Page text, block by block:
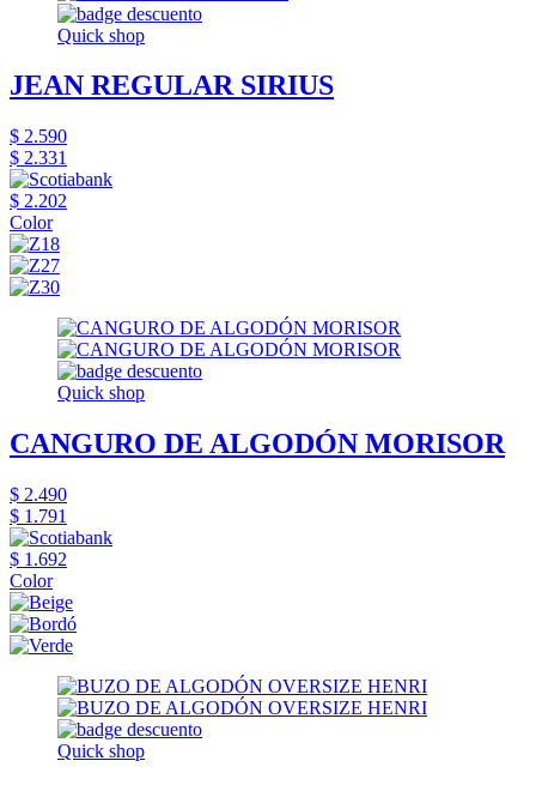
Quick shop
JEAN REGULAR SIRIUS
$ 2.590
$ 2.331
$ 2.202
Color
Quick shop
CANGURO DE ALGODÓN MORISOR
$ 2.490
$ 1.791
$ 1.692
Color
Quick shop